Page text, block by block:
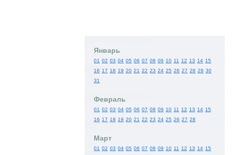
Январь
01 02 03 04 05 06 07 08 09 10 11 12 13 14 15
16 17 18 19 20 21 22 23 24 25 26 27 28 29 30
31
Февраль
01 02 03 04 05 06 07 08 09 10 11 12 13 14 15
16 17 18 19 20 21 22 23 24 25 26 27 28
Март
01 02 03 04 05 06 07 08 09 10 11 12 13 14 15